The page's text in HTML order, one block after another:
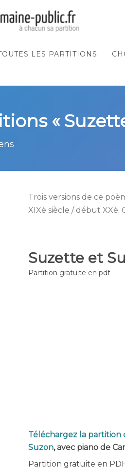
LES PARTITIONS
«
Trois versions de ce
XIXè siècle / début XXè.
Suzette et
Partition gratuite en pdf
Téléchargez la partition
Suzon, avec piano de
Partition gratuite en